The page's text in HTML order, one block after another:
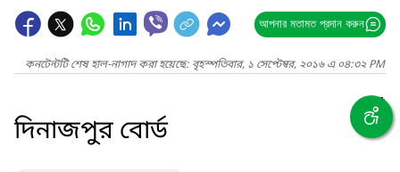
আপনার মতামত প্রদান করুন
কনটেন্টটি শেষ হাল-নাগাদ করা হয়েছে: বৃহস্পতিবার, ১ সেপ্টেম্বর, ২০১৬ এ ০৪:৩২ PM
দিনাজপুর বোর্ড